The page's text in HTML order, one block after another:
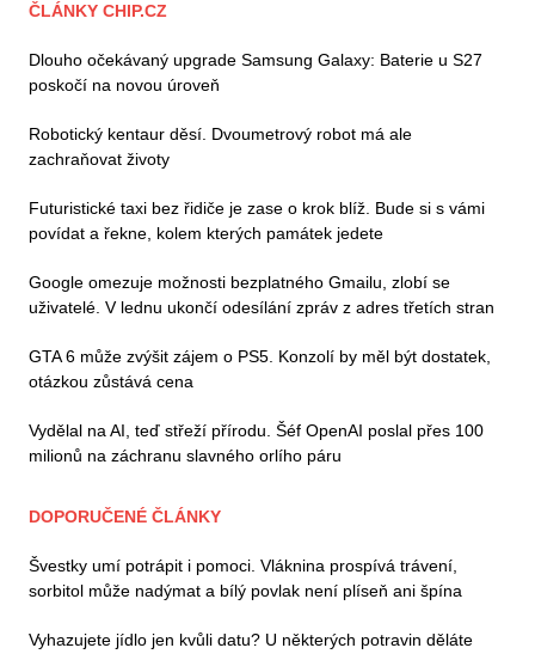
ČLÁNKY CHIP.CZ
Dlouho očekávaný upgrade Samsung Galaxy: Baterie u S27
poskočí na novou úroveň
Robotický kentaur děsí. Dvoumetrový robot má ale
zachraňovat životy
Futuristické taxi bez řidiče je zase o krok blíž. Bude si s vámi
povídat a řekne, kolem kterých památek jedete
Google omezuje možnosti bezplatného Gmailu, zlobí se
uživatelé. V lednu ukončí odesílání zpráv z adres třetích stran
GTA 6 může zvýšit zájem o PS5. Konzolí by měl být dostatek,
otázkou zůstává cena
Vydělal na AI, teď střeží přírodu. Šéf OpenAI poslal přes 100
milionů na záchranu slavného orlího páru
DOPORUČENÉ ČLÁNKY
Švestky umí potrápit i pomoci. Vláknina prospívá trávení,
sorbitol může nadýmat a bílý povlak není plíseň ani špína
Vyhazujete jídlo jen kvůli datu? U některých potravin děláte